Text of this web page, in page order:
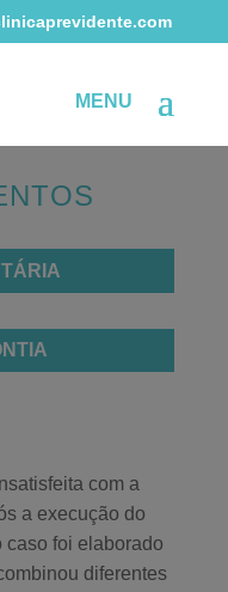
com a
a execução do
caso foi elaborado
diferentes